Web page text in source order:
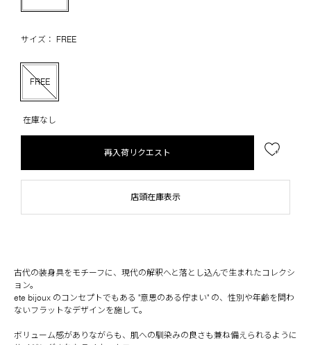
サイズ： FREE
FREE
在庫なし
再入荷リクエスト
店頭在庫表示
古代の装身具をモチーフに、現代の解釈へと落とし込んで生まれたコレクシ
ョン。
ete bijoux のコンセプトでもある "意思のある佇まい" の、性別や年齢を問わ
ないフラットなデザインを施して。
ボリューム感がありながらも、肌への馴染みの良さも兼ね備えられるように